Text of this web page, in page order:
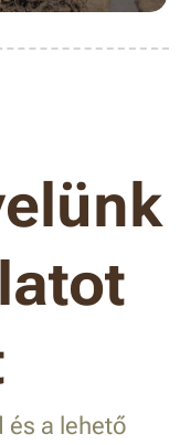
és a lehető